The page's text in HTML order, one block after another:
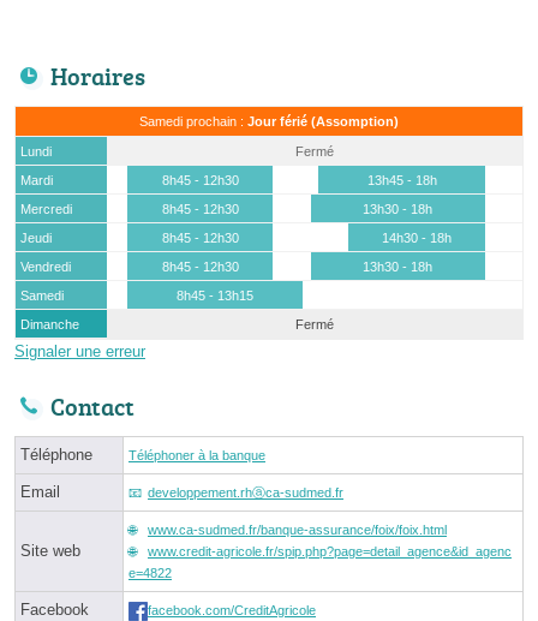
Horaires
Samedi prochain : Jour férié (Assomption)
Lundi
Fermé
Mardi
8h45 - 12h30
13h45 - 18h
Mercredi
8h45 - 12h30
13h30 - 18h
Jeudi
8h45 - 12h30
14h30 - 18h
Vendredi
8h45 - 12h30
13h30 - 18h
Samedi
8h45 - 13h15
Dimanche
Fermé
Signaler une erreur
Contact
Téléphone Téléphoner à la banque
Email developpement.rhⓐca-sudmed.fr
Site web
www.ca-sudmed.fr/banque-assurance/foix/foix.html
www.credit-agricole.fr/spip.php?page=detail_agence&id_agenc
e=4822
Facebook facebook.com/CreditAgricole